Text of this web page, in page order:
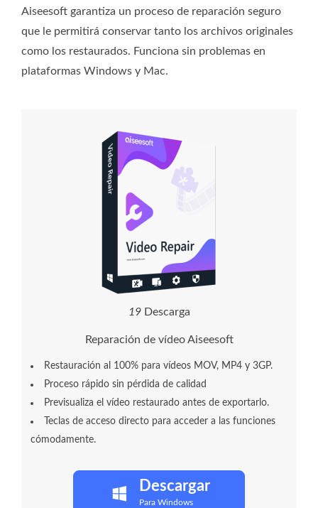
Aiseesoft garantiza un proceso de reparación seguro
que le permitirá conservar tanto los archivos originales
como los restaurados. Funciona sin problemas en
plataformas Windows y Mac.
20Descarga
Reparación de vídeo Aiseesoft
Restauración al 100% para vídeos MOV, MP4 y 3GP.
Proceso rápido sin pérdida de calidad
Previsualiza el vídeo restaurado antes de exportarlo.
Teclas de acceso directo para acceder a las funciones
cómodamente.
Descargar
Para Windows